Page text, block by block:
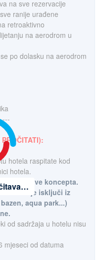
na sve rezervacije
ranije urađene
retroaktivno
na aerodrom u
po dolasku na aerodrom
hotela raspitate kod
hotela.
all inclusive koncepta.
sadržaje isključi iz
aqua park...)
od sadržaja u hotelu nisu
mjeseci od datuma